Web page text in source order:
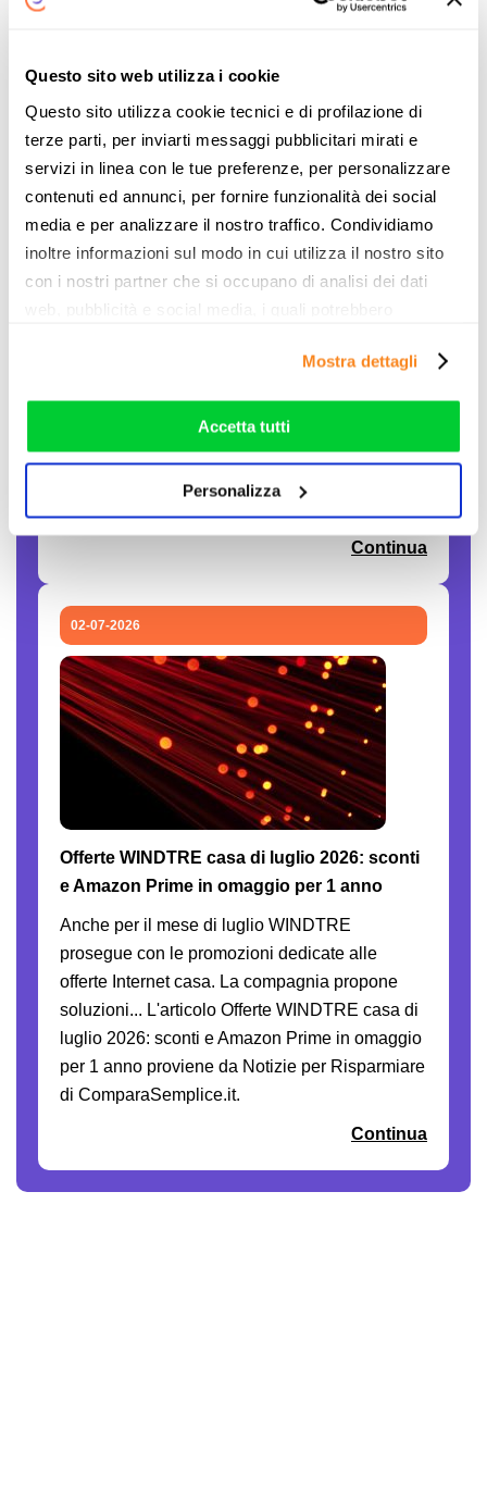
Questo sito web utilizza i cookie
Questo sito utilizza cookie tecnici e di profilazione di
terze parti, per inviarti messaggi pubblicitari mirati e
servizi in linea con le tue preferenze, per personalizzare
contenuti ed annunci, per fornire funzionalità dei social
media e per analizzare il nostro traffico. Condividiamo
inoltre informazioni sul modo in cui utilizza il nostro sito
con i nostri partner che si occupano di analisi dei dati
web, pubblicità e social media, i quali potrebbero
che hanno raccolto dal suo utilizzo dei loro servizi. Vedi
rifiutare o personalizzare il tuo consenso: cliccando sul
tasto "Accetta tutti”, selezionando le diverse categorie di
Mostra dettagli
Accetta tutti
Personalizza
06-07-2026
Disattivare opzione voce TIM fisso: come
Telecom Italia è ancora oggi uno dei principali
in Italia, grazie ad una... L'articolo Disattivare
opzione voce TIM fisso: come fare e quanto
conviene proviene da Notizie per Risparmiare
Continua
02-07-2026
Offerte WINDTRE casa di luglio 2026: sconti
e Amazon Prime in omaggio per 1 anno
Anche per il mese di luglio WINDTRE
prosegue con le promozioni dedicate alle
offerte Internet casa. La compagnia propone
soluzioni... L'articolo Offerte WINDTRE casa di
luglio 2026: sconti e Amazon Prime in omaggio
per 1 anno proviene da Notizie per Risparmiare
di ComparaSemplice.it.
Continua